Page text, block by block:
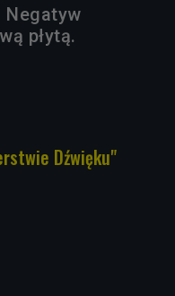
Negatyw
płytą.
Dźwięku"